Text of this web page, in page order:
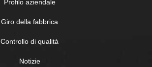
Profilo aziendale
Giro della fabbrica
Controllo di qualità
Notizie